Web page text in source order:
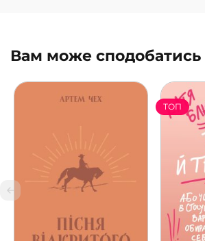
Вам може сподобатись
ТОП